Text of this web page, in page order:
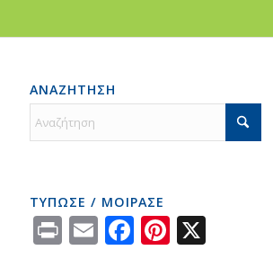
ΑΝΑΖΗΤΗΣΗ
ΤΥΠΩΣΕ / ΜΟΙΡΑΣΕ
PrintEmailFacebook
Pinterest